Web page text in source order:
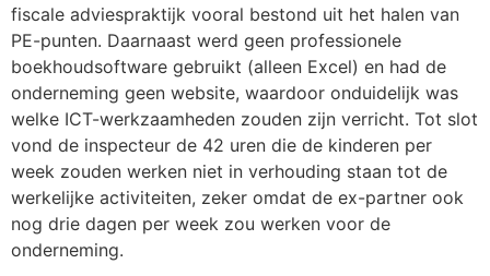
fiscale adviespraktijk vooral bestond uit het halen van
PE-punten. Daarnaast werd geen professionele
boekhoudsoftware gebruikt (alleen Excel) en had de
onderneming geen website, waardoor onduidelijk was
welke ICT-werkzaamheden zouden zijn verricht. Tot slot
vond de inspecteur de 42 uren die de kinderen per
week zouden werken niet in verhouding staan tot de
werkelijke activiteiten, zeker omdat de ex-partner ook
nog drie dagen per week zou werken voor de
onderneming.